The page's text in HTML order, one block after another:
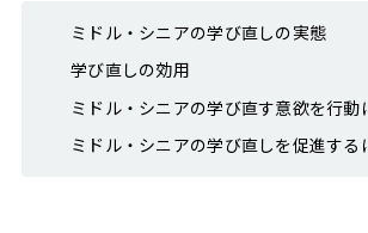
ミドル・シニアの学び直しの実態
学び直しの効用
ミドル・シニアの学び直す意欲を行動
ミドル・シニアの学び直しを促進する